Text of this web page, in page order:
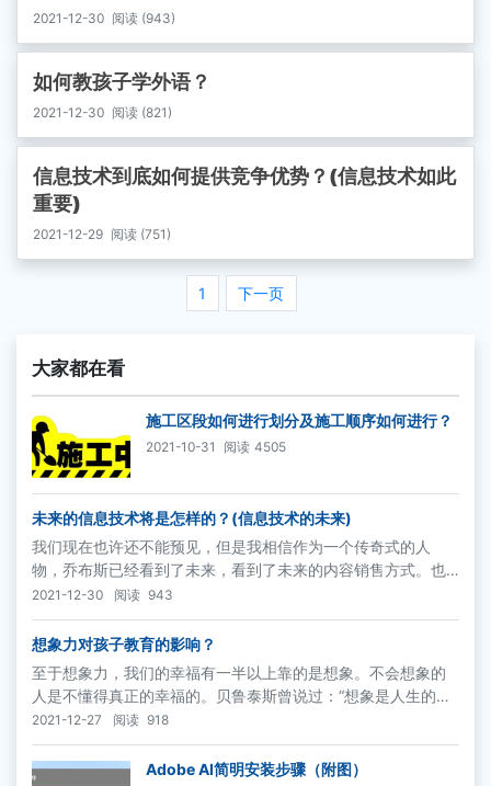
2021-12-30 阅读 (943)
如何教孩子学外语？
2021-12-30 阅读 (821)
信息技术到底如何提供竞争优势？(信息技术如此
重要)
2021-12-29 阅读 (751)
1 下一页
大家都在看
施工区段如何进行划分及施工顺序如何进行？
2021-10-31 阅读 4505
未来的信息技术将是怎样的？(信息技术的未来)
我们现在也许还不能预见，但是我相信作为一个传奇式的人
物，乔布斯已经看到了未来，看到了未来的内容销售方式。也
许要5年、也许要10年，所有内容的销售都将以按需求（on de
mand）购买下载的方式在网络上进行，包括音乐、电影和软
件。
2021-12-30 阅读 943
想象力对孩子教育的影响？
至于想象力，我们的幸福有一半以上靠的是想象。不会想象的
人是不懂得真正的幸福的。贝鲁泰斯曾说过：“想象是人生的
肉，若没有想象，人生只不过是一堆骸骨。”
2021-12-27 阅读 918
Adobe AI简明安装步骤（附图）